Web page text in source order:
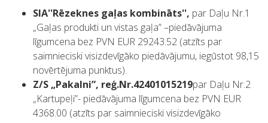
SIA''Rēzeknes gaļas kombināts'', par Daļu Nr.1
„Gaļas produkti un vistas gaļa” –piedāvājuma
līgumcena bez PVN EUR 29243.52 (atzīts par
saimnieciski visizdevīgāko piedāvājumu, iegūstot 98,15
novērtējuma punktus).
Z/S „Pakalni”, reģ.Nr.42401015219par Daļu Nr.2
„Kartupeļi”- piedāvājuma līgumcena bez PVN EUR
4368.00 (atzīts par saimnieciski visizdevīgāko